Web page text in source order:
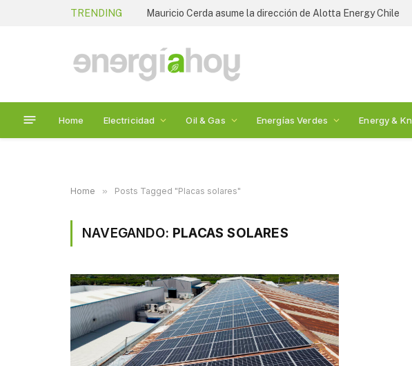
TRENDING Mauricio Cerda asume la dirección de Alotta Energy Chile
Home Electricidad Oil & Gas Energías Verdes Energy &
Home » Posts Tagged "Placas solares"
NAVEGANDO: PLACAS SOLARES